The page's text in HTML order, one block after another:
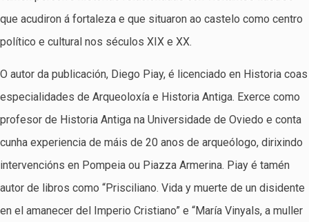
que acudiron á fortaleza e que situaron ao castelo como centro
político e cultural nos séculos XIX e XX.
O autor da publicación, Diego Piay, é licenciado en Historia coas
especialidades de Arqueoloxía e Historia Antiga. Exerce como
profesor de Historia Antiga na Universidade de Oviedo e conta
cunha experiencia de máis de 20 anos de arqueólogo, dirixindo
intervencións en Pompeia ou Piazza Armerina. Piay é tamén
autor de libros como “Prisciliano. Vida y muerte de un disidente
en el amanecer del Imperio Cristiano” e “María Vinyals, a muller